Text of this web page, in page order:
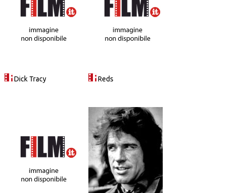
Dick Tracy Reds